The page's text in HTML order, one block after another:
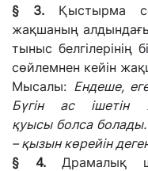
§ 3.Қыстырма
жақшаның
тыныс белгілерінің
сөйлемнен кейін
Мысалы: Ендеше,
Бүгін ас
қуысы болса
– қызын көрейін
§ 4.
Драмалық